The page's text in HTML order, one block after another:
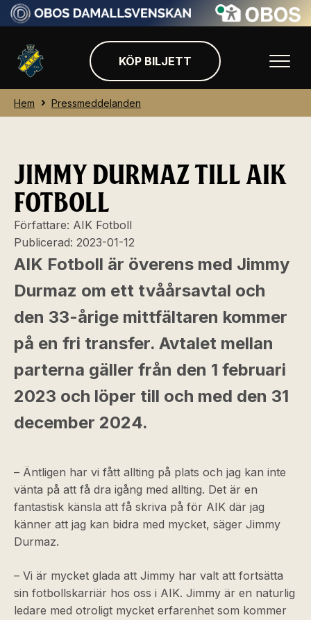
KÖP BILJETT
Hem Pressmeddelanden
JIMMY DURMAZ TILL AIK
FOTBOLL
Författare: AIK Fotboll
Publicerad: 2023-01-12
AIK Fotboll är överens med Jimmy
Durmaz om ett tvåårsavtal och
den 33-årige mittfältaren kommer
på en fri transfer. Avtalet mellan
parterna gäller från den 1 februari
2023 och löper till och med den 31
december 2024.
– Äntligen har vi fått allting på plats och jag kan inte
vänta på att få dra igång med allting. Det är en
fantastisk känsla att få skriva på för AIK där jag
känner att jag kan bidra med mycket, säger Jimmy
Durmaz.
– Vi är mycket glada att Jimmy har valt att fortsätta
sin fotbollskarriär hos oss i AIK. Jimmy är en naturlig
ledare med otroligt mycket erfarenhet som kommer